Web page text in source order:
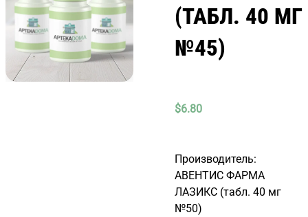
(ТАБЛ. 40 МГ
№45)
$6.80
Производитель:
АВЕНТИС ФАРМА
ЛАЗИКС (табл. 40 мг
№50)